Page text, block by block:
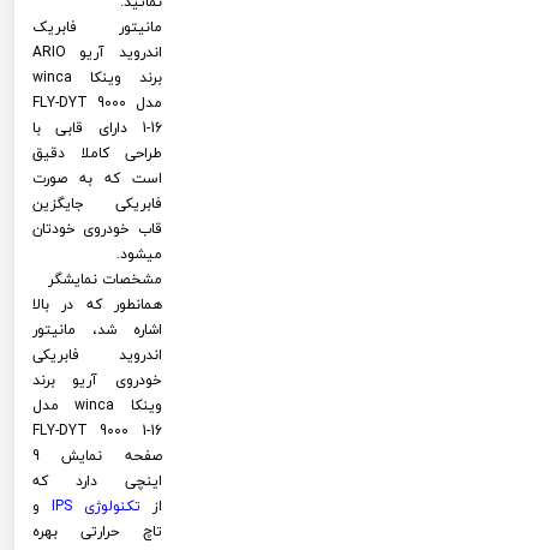
مانیتور فابریک
اندروید آریو ARIO
برند وینکا winca
مدل FLY-DYT 9000
1-16 دارای قابی با
طراحی کاملا دقیق
است که به صورت
فابریکی جایگزین
قاب خودروی خودتان
میشود.
مشخصات نمایشگر
همانطور که در بالا
اشاره شد، مانیتور
اندروید فابریکی
خودروی آریو برند
وینکا winca مدل
FLY-DYT 9000 1-16
صفحه نمایش 9
اینچی دارد که
از تکنولوژی IPS و
تاچ حرارتی بهره